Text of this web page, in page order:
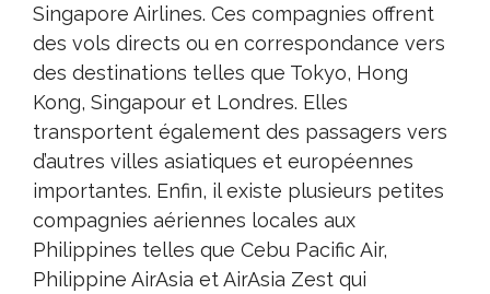
Singapore Airlines. Ces compagnies offrent
des vols directs ou en correspondance vers
des destinations telles que Tokyo, Hong
Kong, Singapour et Londres. Elles
transportent également des passagers vers
d’autres villes asiatiques et européennes
importantes. Enfin, il existe plusieurs petites
compagnies aériennes locales aux
Philippines telles que Cebu Pacific Air,
Philippine AirAsia et AirAsia Zest qui